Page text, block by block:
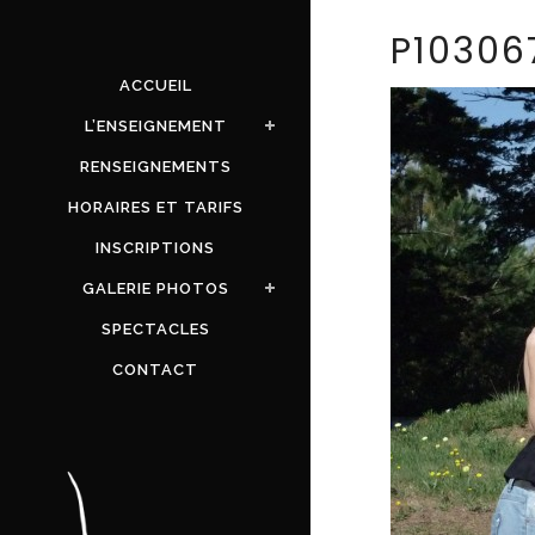
ACCUEIL
L’ENSEIGNEMENT
RENSEIGNEMENTS
HORAIRES ET TARIFS
INSCRIPTIONS
GALERIE PHOTOS
SPECTACLES
CONTACT